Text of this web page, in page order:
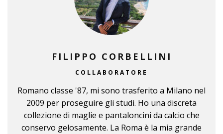
FILIPPO CORBELLINI
COLLABORATORE
Romano classe '87, mi sono trasferito a Milano nel
2009 per proseguire gli studi. Ho una discreta
collezione di maglie e pantaloncini da calcio che
conservo gelosamente. La Roma è la mia grande